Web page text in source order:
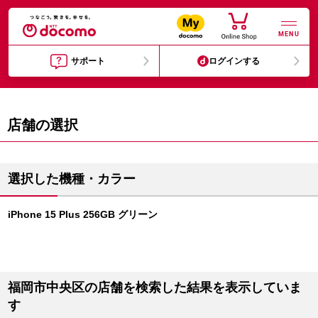
MENU
サポート ログインする
店舗の選択
選択した機種・カラー
iPhone 15 Plus 256GB グリーン
福岡市中央区の店舗を検索した結果を表示していま
す